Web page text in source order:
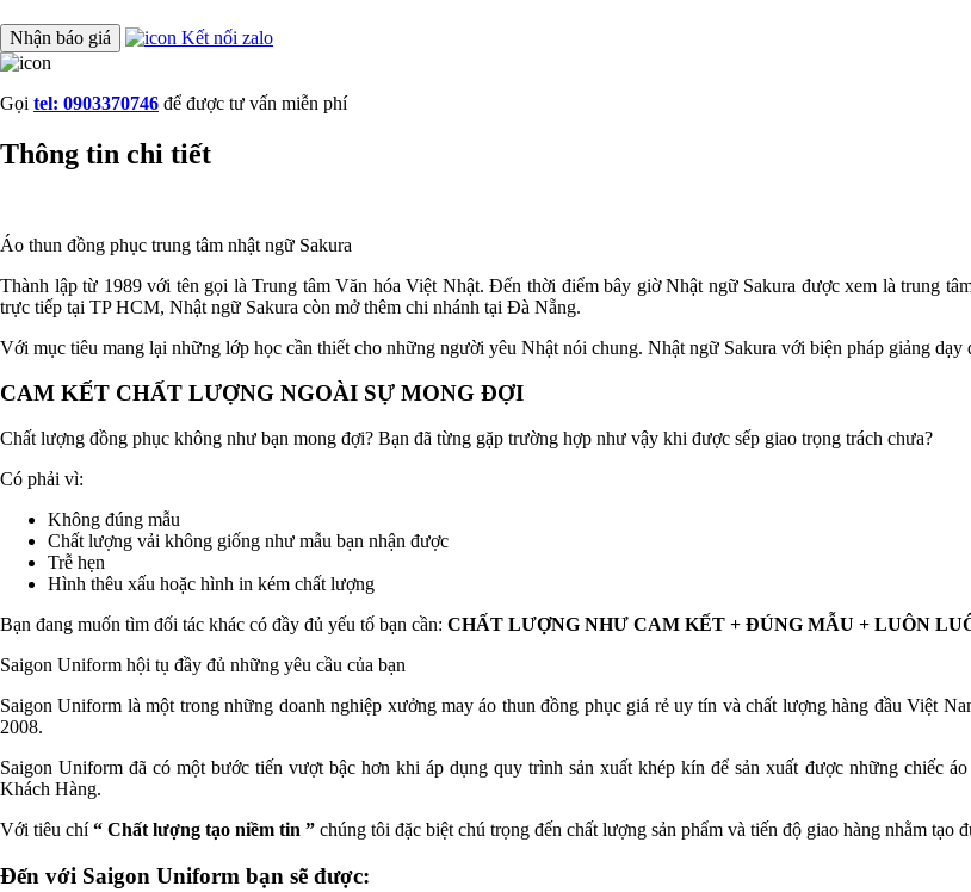
Nhận báo giá Kết nối zalo
Gọi tel: 0903370746 để được tư vấn miễn phí
Thông tin chi tiết
Áo thun đồng phục trung tâm nhật ngữ Sakura
Thành lập từ 1989 với tên gọi là Trung tâm Văn hóa Việt Nhật. Đến thời điểm bây giờ Nhật ngữ Sakura được xem là trung
trực tiếp tại TP HCM, Nhật ngữ Sakura còn mở thêm chi nhánh tại Đà Nẵng.
Với mục tiêu mang lại những lớp học cần thiết cho những người yêu Nhật nói chung. Nhật ngữ Sakura với biện pháp giảng
CAM KẾT CHẤT LƯỢNG NGOÀI SỰ MONG ĐỢI
Chất lượng đồng phục không như bạn mong đợi? Bạn đã từng gặp trường hợp như vậy khi được sếp giao trọng trách chưa?
Có phải vì:
Không đúng mẫu
Chất lượng vải không giống như mẫu bạn nhận được
Trễ hẹn
Hình thêu xấu hoặc hình in kém chất lượng
Bạn đang muốn tìm đối tác khác có đầy đủ yếu tố bạn cần: CHẤT LƯỢNG NHƯ CAM KẾT + ĐÚNG MẪU + LUÔN
Saigon Uniform hội tụ đầy đủ những yêu cầu của bạn
Saigon Uniform là một trong những doanh nghiệp xưởng may áo thun đồng phục giá rẻ uy tín và chất lượng hàng đầu Việt
2008.
Saigon Uniform đã có một bước tiến vượt bậc hơn khi áp dụng quy trình sản xuất khép kín để sản xuất được những chiếc
Khách Hàng.
Với tiêu chí“ Chất lượng tạo niềm tin ” chúng tôi đặc biệt chú trọng đến chất lượng sản phẩm và tiến độ giao hàng nhằm tạo
Đến với Saigon Uniform bạn sẽ được: